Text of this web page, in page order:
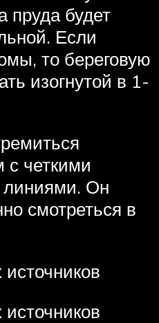
пруда будет
Если
то береговую
изогнутой в 1-
с четкими
линиями. Он
смотреться в